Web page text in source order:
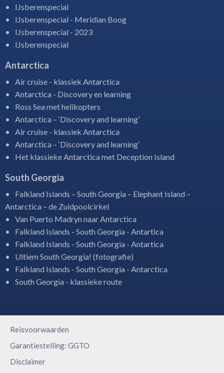
IJsberenspecial
IJsberenspecial - Meridian Boog
IJsberenspecial - 2023
IJsberenspecial
Antarctica
Air cruise - klassiek Antarctica
Antarctica - Discovery en learning
Ross Sea met helikopters
Antarctica – ‘Discovery and learning’
Air cruise - klassiek Antarctica
Antarctica – ‘Discovery and learning’
Het klassieke Antarctica met Deception Island
South Georgia
Falkland Islands – South Georgia – Elephant Island –
Antarctica – de Zuidpoolcirkel
Van Puerto Madryn naar Antarctica
Falkland Islands - South Georgia - Antartica
Falkland Islands - South Georgia - Antartica
Ultiem South Georgia! (fotografie)
Falkland Islands - South Georgia - Antarctica
South Georgia - klassieke route
Reisvoorwaarden
Garantiestelling: GGTO
Disclaimer